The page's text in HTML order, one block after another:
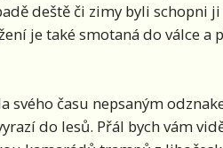
deště či zimy byli schopni
je také smotaná do válce a
svého času nepsaným
do lesů. Přál bych vám